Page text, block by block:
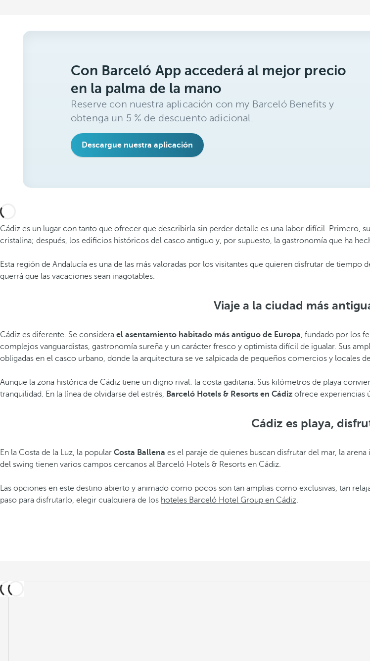
Con Barceló App accederá al mejor precio
en la palma de la mano
Reserve con nuestra aplicación con my Barceló Benefits y
obtenga un 5 % de descuento adicional.
Descargue nuestra aplicación
Cádiz es un lugar con tanto que ofrecer que describirla sin perder detalle es una labor difícil. Primero,
cristalina; después, los edificios históricos del casco antiguo y, por supuesto, la gastronomía que ha
Esta región de Andalucía es una de las más valoradas por los visitantes que quieren disfrutar de tiempo
querrá que las vacaciones sean inagotables.
Viaje a la ciudad más
Cádiz es diferente. Se considera el asentamiento habitado más antiguo de Europa, fundado por los
complejos vanguardistas, gastronomía sureña y un carácter fresco y optimista difícil de igualar. Sus
obligadas en el casco urbano, donde la arquitectura se ve salpicada de pequeños comercios y locales
Aunque la zona histórica de Cádiz tiene un digno rival: la costa gaditana. Sus kilómetros de playa
tranquilidad. En la línea de olvidarse del estrés, Barceló Hotels & Resorts en Cádiz ofrece experiencias
Cádiz es playa,
En la Costa de la Luz, la popular Costa Ballena es el paraje de quienes buscan disfrutar del mar, la
del swing tienen varios campos cercanos al Barceló Hotels & Resorts en Cádiz.
Las opciones en este destino abierto y animado como pocos son tan amplias como exclusivas, tan
paso para disfrutarlo, elegir cualquiera de los hoteles Barceló Hotel Group en Cádiz.